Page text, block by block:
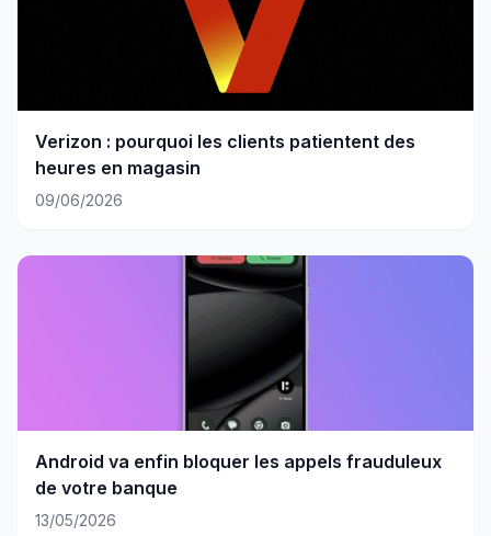
Verizon : pourquoi les clients patientent des
heures en magasin
09/06/2026
Android va enfin bloquer les appels frauduleux
de votre banque
13/05/2026